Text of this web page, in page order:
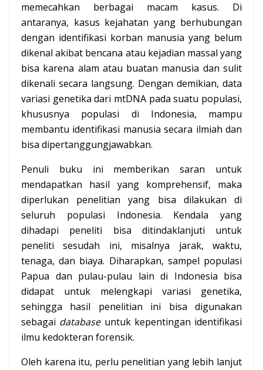
memecahkan berbagai macam kasus. Di
antaranya, kasus kejahatan yang berhubungan
dengan identifikasi korban manusia yang belum
dikenal akibat bencana atau kejadian massal yang
bisa karena alam atau buatan manusia dan sulit
dikenali secara langsung. Dengan demikian, data
variasi genetika dari mtDNA pada suatu populasi,
khususnya populasi di Indonesia, mampu
membantu identifikasi manusia secara ilmiah dan
bisa dipertanggungjawabkan.
Penuli buku ini memberikan saran untuk
mendapatkan hasil yang komprehensif, maka
diperlukan penelitian yang bisa dilakukan di
seluruh populasi Indonesia. Kendala yang
dihadapi peneliti bisa ditindaklanjuti untuk
peneliti sesudah ini, misalnya jarak, waktu,
tenaga, dan biaya. Diharapkan, sampel populasi
Papua dan pulau-pulau lain di Indonesia bisa
didapat untuk melengkapi variasi genetika,
sehingga hasil penelitian ini bisa digunakan
sebagai databaseuntuk kepentingan identifikasi
ilmu kedokteran forensik.
Oleh karena itu, perlu penelitian yang lebih lanjut